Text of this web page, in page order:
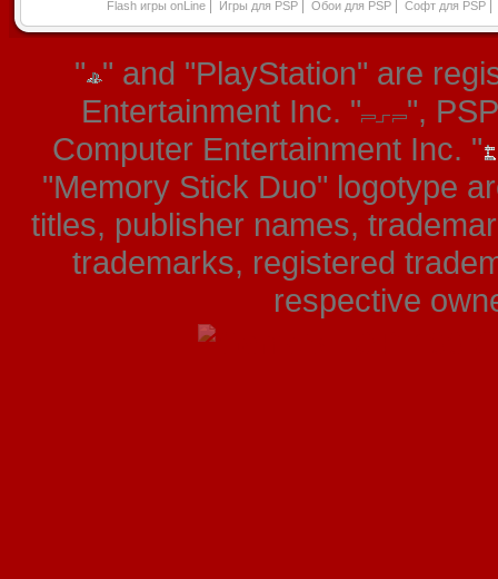
Flash игры onLine Игры для PSP Обои для PSP Софт для PSP
" " and "PlayStation" are
Entertainment Inc. "
",
Computer Entertainment Inc. "
"Memory Stick Duo" logotype
titles, publisher names,
trademarks, registered
respective